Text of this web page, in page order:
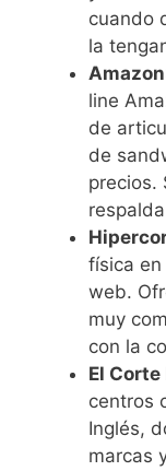
cuando
la
Amazon
line
de
de
precios.
física
web.
muy
con la
El
centros
Inglés,
marcas